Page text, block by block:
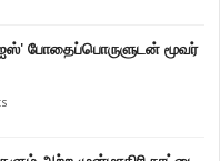
போதைப்பொருளுடன் மூவர்